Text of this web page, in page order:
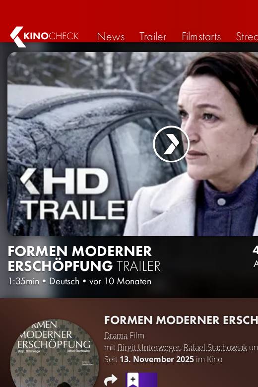
KINOCHECK News Trailer Filmstarts
FORMEN MODERNER
ERSCHÖPFUNG TRAILER
1:35min • Deutsch • vor 10 Monaten
FORMEN MODERNER
Drama Film
mit Birgit Unterweger, Rafael Stachowiak
Seit 13. November 2025 im Kino